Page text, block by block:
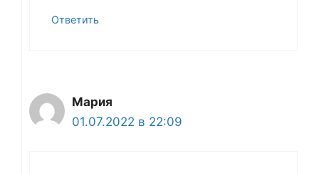
Ответить
Мария
01.07.2022 в 22:09